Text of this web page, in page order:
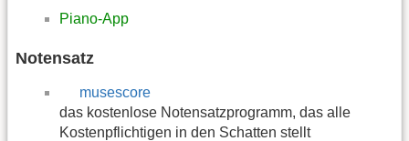
Piano-App
Notensatz
musescore
das kostenlose Notensatzprogramm, das alle
Kostenpflichtigen in den Schatten stellt